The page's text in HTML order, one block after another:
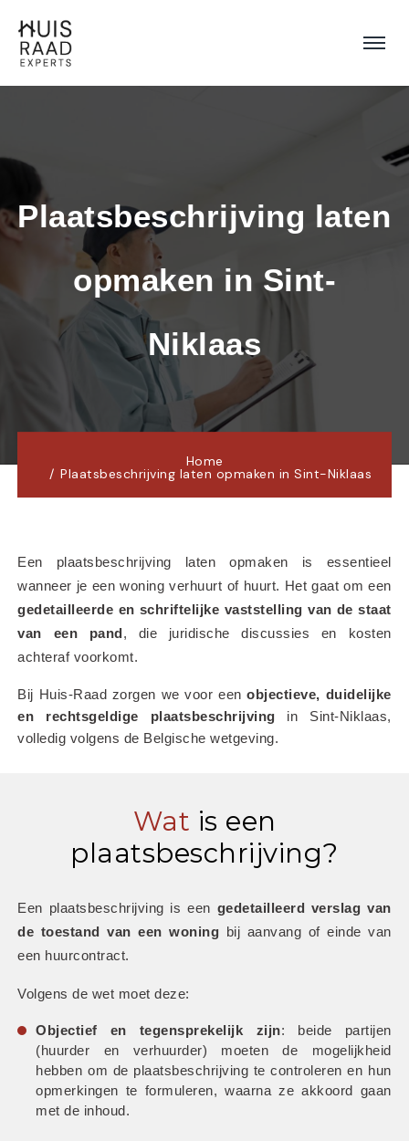
Plaatsbeschrijving laten
opmaken in Sint-
Niklaas
Home
Plaatsbeschrijving laten opmaken in Sint-Niklaas
Een plaatsbeschrijving laten opmaken is essentieel
gedetailleerde en schriftelijke vaststelling van de staat
van een pand , die juridische discussies en kosten
achteraf voorkomt.
Bij Huis-Raad zorgen we voor een objectieve, duidelijke
en rechtsgeldige plaatsbeschrijving in Sint-Niklaas,
volledig volgens de Belgische wetgeving.
Wat is een
plaatsbeschrijving?
Een plaatsbeschrijving is een gedetailleerd verslag van
de toestand van een woning bij aanvang of einde van
een huurcontract.
Volgens de wet moet deze:
Objectief en tegensprekelijk zijn: beide partijen
(huurder en verhuurder) moeten de mogelijkheid
hebben om de plaatsbeschrijving te controleren en hun
opmerkingen te formuleren, waarna ze akkoord gaan
met de inhoud.